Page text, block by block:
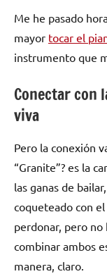
Me he pasado
mayor tocar el
instrumento que
Conectar con
viva
Pero la conexión
“Granite”? es la
las ganas de
coqueteado con
perdonar, pero no
combinar ambos
manera, claro.